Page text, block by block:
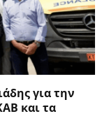
για την
και τα